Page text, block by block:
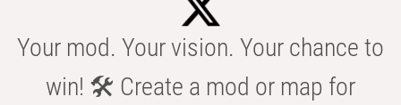
Your mod. Your vision. Your chance to
win! 🛠️ Create a mod or map for